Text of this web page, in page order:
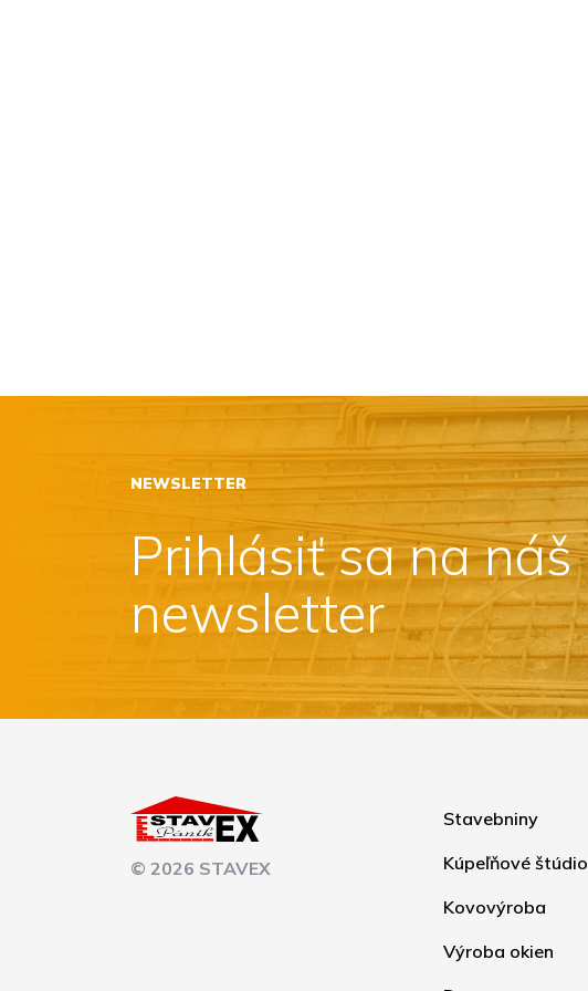
NEWSLETTER
Prihlásiť sa na náš
newsletter
© 2026 STAVEX
Stavebniny
Kúpeľňové štúdio
Kovovýroba
Výroba okien